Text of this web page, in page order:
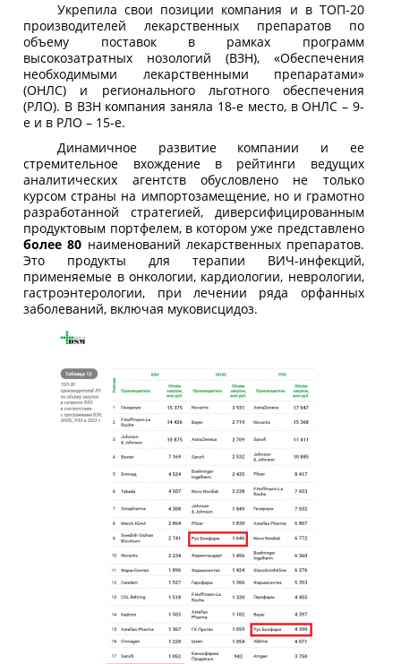
Укрепила свои позиции компания и в ТОП-20
производителей лекарственных препаратов по
объему поставок в рамках программ
высокозатратных нозологий (ВЗН), «Обеспечения
необходимыми лекарственными препаратами»
(ОНЛС) и регионального льготного обеспечения
(РЛО). В ВЗН компания заняла 18-е место, в ОНЛС – 9-
е и в РЛО – 15-е.
Динамичное развитие компании и ее
стремительное вхождение в рейтинги ведущих
аналитических агентств обусловлено не только
курсом страны на импортозамещение, но и грамотно
разработанной стратегией, диверсифицированным
продуктовым портфелем, в котором уже представлено
более 80 наименований лекарственных препаратов.
Это продукты для терапии ВИЧ-инфекций,
применяемые в онкологии, кардиологии, неврологии,
гастроэнтерологии, при лечении ряда орфанных
заболеваний, включая муковисцидоз.